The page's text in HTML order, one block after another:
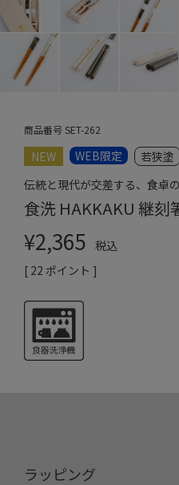
商品番号SET-262
NEW WEB限定 若狭塗
伝統と現代が交差する、食卓
食洗 HAKKAKU 継刻
¥2,365 税込
[ 22 ポイント ]
ラッピング